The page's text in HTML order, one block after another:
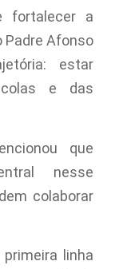
fortalecer a
Padre Afonso
estar
e das
que
nesse
colaborar
linha